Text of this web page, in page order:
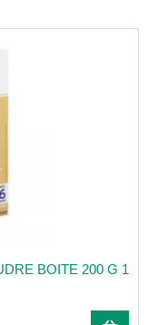
BOITE 200 G 1